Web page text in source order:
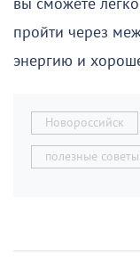
вы сможете
пройти через
энергию и
Новороссийск
полезные советы